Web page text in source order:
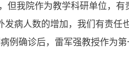
但我院作为教学科研单位，
病人数的增加，我们有责任
例确诊后，雷军强教授作为